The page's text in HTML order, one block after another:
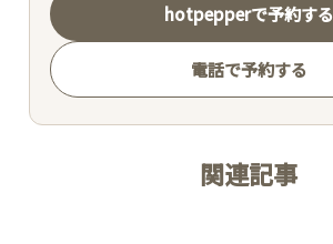
MOVIE
ACCESS /
RESERVATION
hotpepperで予約する
電話で予約する
関連記事